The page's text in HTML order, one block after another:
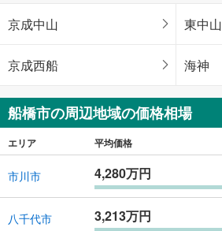
京成中山 東中山
京成西船 海神
船橋市の周辺地域の価格相場
エリア 平均価格
市川市 4,280万円
八千代市 3,213万円